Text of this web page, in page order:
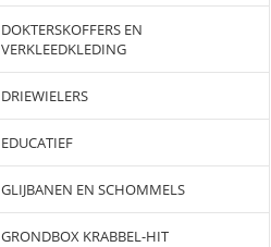
DOKTERSKOFFERS EN
VERKLEEDKLEDING
DRIEWIELERS
EDUCATIEF
GLIJBANEN EN SCHOMMELS
GRONDBOX KRABBEL-HIT